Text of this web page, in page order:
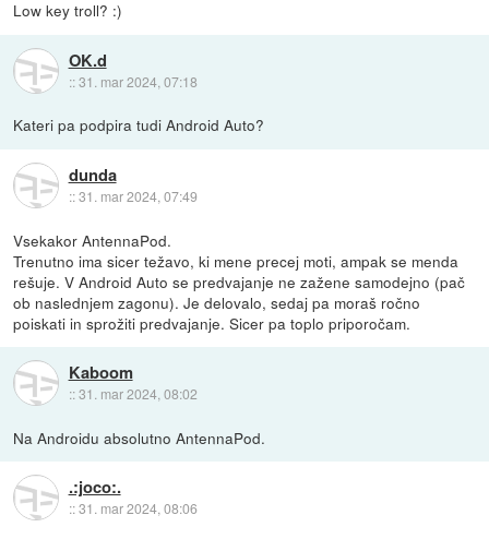
Low key troll? :)
OK.d
::31. mar 2024, 07:18
Kateri pa podpira tudi Android Auto?
dunda
::31. mar 2024, 07:49
Vsekakor AntennaPod.
Trenutno ima sicer težavo, ki mene precej moti, ampak se menda
rešuje. V Android Auto se predvajanje ne zažene samodejno (pač
ob naslednjem zagonu). Je delovalo, sedaj pa moraš ročno
poiskati in sprožiti predvajanje. Sicer pa toplo priporočam.
Kaboom
::31. mar 2024, 08:02
Na Androidu absolutno AntennaPod.
.:joco:.
::31. mar 2024, 08:06